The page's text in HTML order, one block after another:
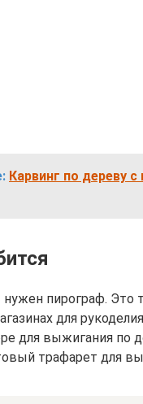
Карвинг по дереву
пирограф. Это
для
для выжигания по
трафарет для